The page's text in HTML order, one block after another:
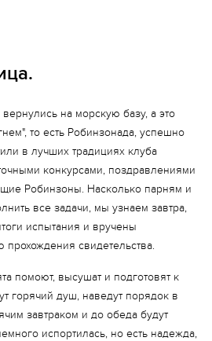
на морскую базу, а это
то есть Робинзонада, успешно
в лучших традициях клуба
конкурсами, поздравлениями
Робинзоны. Насколько парням и
все задачи, мы узнаем завтра,
испытания и вручены
свидетельства.
помоют, высушат и подготовят к
горячий душ, наведут порядок в
завтраком и до обеда будут
испортилась, но есть надежда,